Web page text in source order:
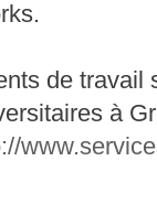
de travail
à